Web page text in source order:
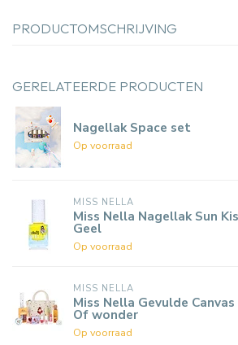
PRODUCTOMSCHRIJVING
GERELATEERDE PRODUCTEN
Nagellak Space set
Op voorraad
MISS NELLA
Miss Nella Nagellak Sun
Geel
Op voorraad
MISS NELLA
Miss Nella Gevulde
Of wonder
Op voorraad